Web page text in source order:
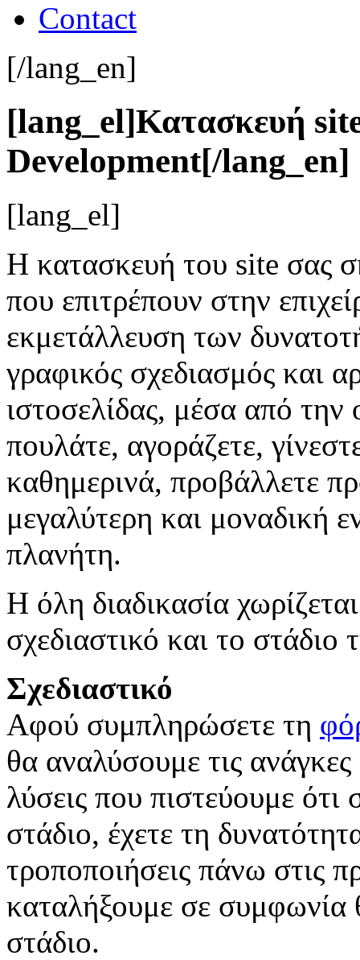
Contact
[/lang_en]
[lang_el]Κατασκευή
Development[/lang_en]
[lang_el]
Η κατασκευή του site σας
που επιτρέπουν στην
εκμετάλλευση των
γραφικός σχεδιασμός και
ιστοσελίδας, μέσα από την
πουλάτε, αγοράζετε,
καθημερινά, προβάλλετε
μεγαλύτερη και μοναδική
πλανήτη.
Η όλη διαδικασία
σχεδιαστικό και το στάδιο
Σχεδιαστικό
Αφού συμπληρώσετε τη
θα αναλύσουμε τις
λύσεις που πιστεύουμε ότι
στάδιο, έχετε τη
τροποποιήσεις πάνω στις
καταλήξουμε σε συμφωνία
στάδιο.